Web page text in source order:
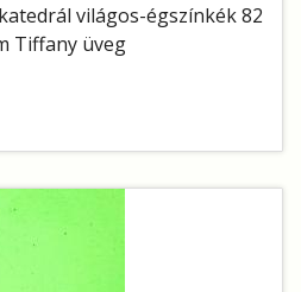
világos-égszínkék 82
Tiffany üveg